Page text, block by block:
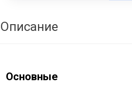
Описание
Основные